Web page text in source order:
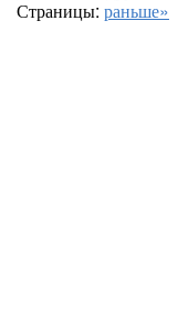
Страницы: раньше»